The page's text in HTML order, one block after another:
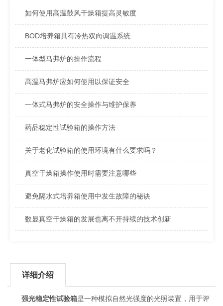
如何使用高温鼓风干燥箱提高灵敏度
BOD培养箱具有冷热双向调温系统
一体型马弗炉的操作流程
高温马弗炉应如何使用以保证安全
一体式马弗炉的安全操作与维护保养
药品稳定性试验箱的操作方法
关于老化试验箱的使用环境有什么要求吗？
真空干燥箱操作使用时需要注意哪些
避免隔水式培养箱使用中发生故障的秘诀
数显真空干燥箱的发展也离不开持续的技术创新
详细介绍
强光稳定性试验箱是一种模拟自然光强度的光照装置，用于评